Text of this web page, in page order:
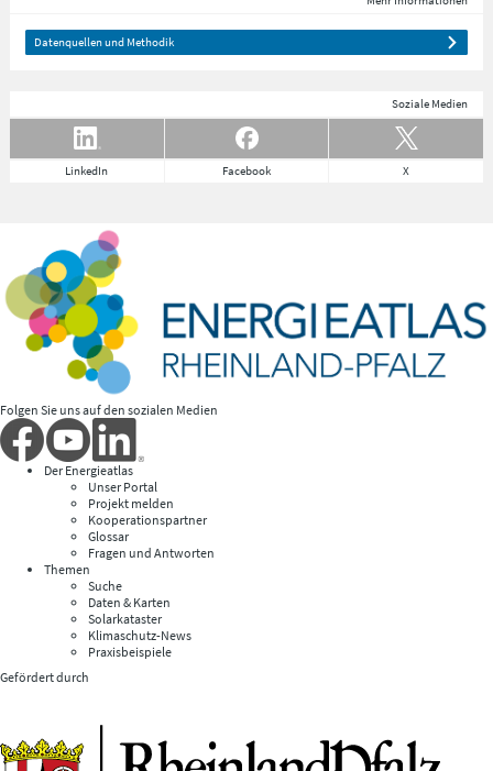
Datenquellen und Methodik
Soziale Medien
LinkedIn Facebook X
Folgen Sie uns auf den sozialen Medien
Der Energieatlas
Unser Portal
Projekt melden
Kooperationspartner
Glossar
Fragen und Antworten
Themen
Suche
Daten & Karten
Solarkataster
Klimaschutz-News
Praxisbeispiele
Gefördert durch